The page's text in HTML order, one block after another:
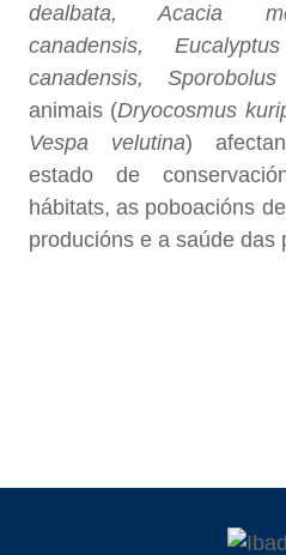
dealbata, Acacia
canadensis,
canadensis,
animais (Dryocosmus
Vespa velutina)
estado de
hábitats, as poboacións
producións e a saúde das